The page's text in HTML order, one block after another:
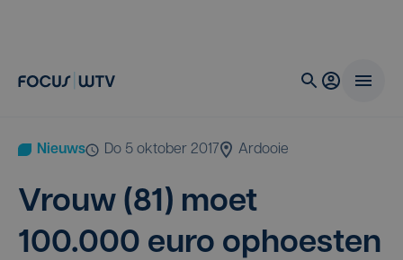
Nieuws do 5 oktober 2017 Ardooie
Vrouw (81) moet
100.000 euro ophoes­ten